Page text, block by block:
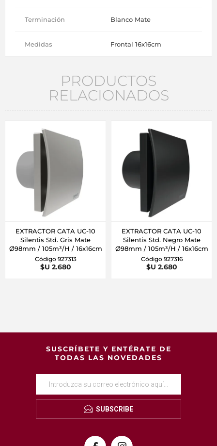
Terminación Blanco Mate
Medidas Frontal 16x16cm
PRODUCTOS
RELACIONADOS
EXTRACTOR CATA UC-10
Silentis Std. Gris Mate
Ø98mm / 105m³/H / 16x16cm
Código 927313
$U 2.680
EXTRACTOR CATA UC-10
Silentis Std. Negro Mate
Ø98mm / 105m³/H / 16x16cm
Código 927316
$U 2.680
SUSCRÍBETE Y ENTÉRATE DE
TODAS LAS NOVEDADES
SUBSCRIBE